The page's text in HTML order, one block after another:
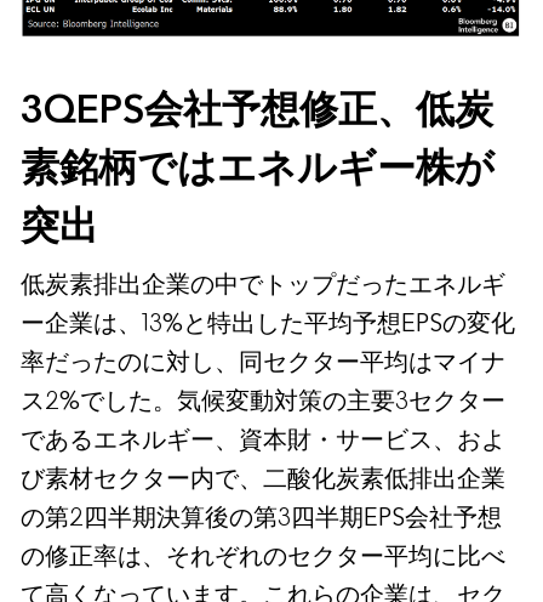
3QEPS会社予想修正、低炭
素銘柄ではエネルギー株が
突出
低炭素排出企業の中でトップだったエネルギ
ー企業は、13%と特出した平均予想EPSの変化
率だったのに対し、同セクター平均はマイナ
ス2%でした。気候変動対策の主要3セクター
であるエネルギー、資本財・サービス、およ
び素材セクター内で、二酸化炭素低排出企業
の第2四半期決算後の第3四半期EPS会社予想
の修正率は、それぞれのセクター平均に比べ